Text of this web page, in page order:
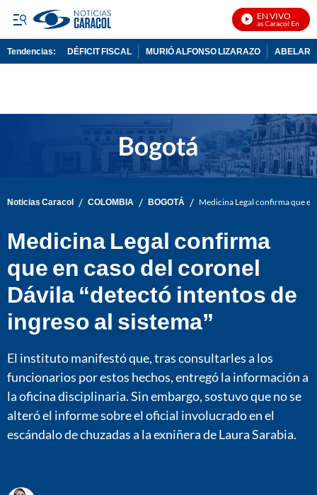
EN VIVO
Noticias Caracol En Vivo
Tendencias: DÉFICIT FISCAL MURIÓ ALFONSO LIZARAZO
Noticias Caracol / COLOMBIA / BOGOTÁ / Medicina Legal confirma que
Medicina Legal confirma
que en caso del coronel
Dávila “detectó intentos de
ingreso al sistema”
El instituto manifestó que, tras consultarles a los
funcionarios por estos hechos, entregó la información a
la oficina disciplinaria. Sin embargo, sostuvo que no se
alteró el informe sobre el oficial involucrado en el
escándalo de chuzadas a la exniñera de Laura Sarabia.